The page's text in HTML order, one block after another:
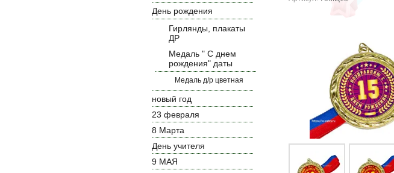
День рождения
Гирлянды, плакаты
ДР
Медаль " С днем
рождения" даты
Медаль д/р цветная
новый год
23 февраля
8 Марта
День учителя
9 МАЯ